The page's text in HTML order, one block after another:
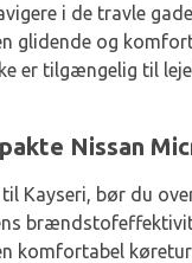
i de travle
glidende og
er tilgængelig til
Nissan
bør du
komfortabel